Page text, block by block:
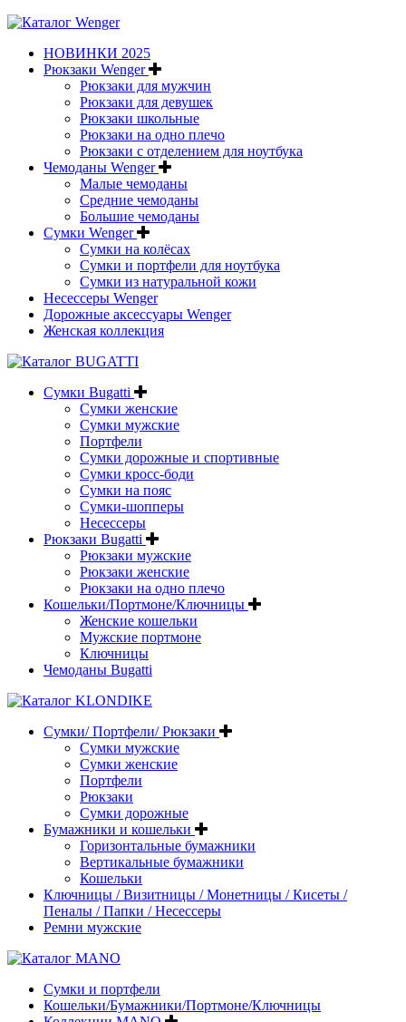
НОВИНКИ 2025
Рюкзаки Wenger
Рюкзаки для мужчин
Рюкзаки для девушек
Рюкзаки школьные
Рюкзаки на одно плечо
Рюкзаки с отделением для ноутбука
Чемоданы Wenger
Малые чемоданы
Средние чемоданы
Большие чемоданы
Сумки Wenger
Сумки на колёсах
Сумки и портфели для ноутбука
Сумки из натуральной кожи
Несессеры Wenger
Дорожные аксессуары Wenger
Женская коллекция
Сумки Bugatti
Сумки женские
Сумки мужские
Портфели
Сумки дорожные и спортивные
Сумки кросс-боди
Сумки на пояс
Сумки-шопперы
Несессеры
Рюкзаки Bugatti
Рюкзаки мужские
Рюкзаки женские
Рюкзаки на одно плечо
Кошельки/Портмоне/Ключницы
Женские кошельки
Мужские портмоне
Ключницы
Чемоданы Bugatti
Сумки/ Портфели/ Рюкзаки
Сумки мужские
Сумки женские
Портфели
Рюкзаки
Сумки дорожные
Бумажники и кошельки
Горизонтальные бумажники
Вертикальные бумажники
Кошельки
Ключницы / Визитницы / Монетницы / Кисеты /
Пеналы / Папки / Несессеры
Ремни мужские
Сумки и портфели
Кошельки/Бумажники/Портмоне/Ключницы